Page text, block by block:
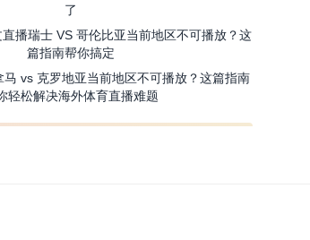
了
播瑞士 VS 哥伦比亚当前地区不可播放？这
篇指南帮你搞定
vs 克罗地亚当前地区不可播放？这篇指南
轻松解决海外体育直播难题